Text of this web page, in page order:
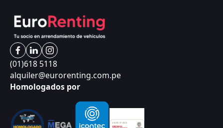
(01)618 5118
alquiler@eurorenting.com.pe
Homologados por